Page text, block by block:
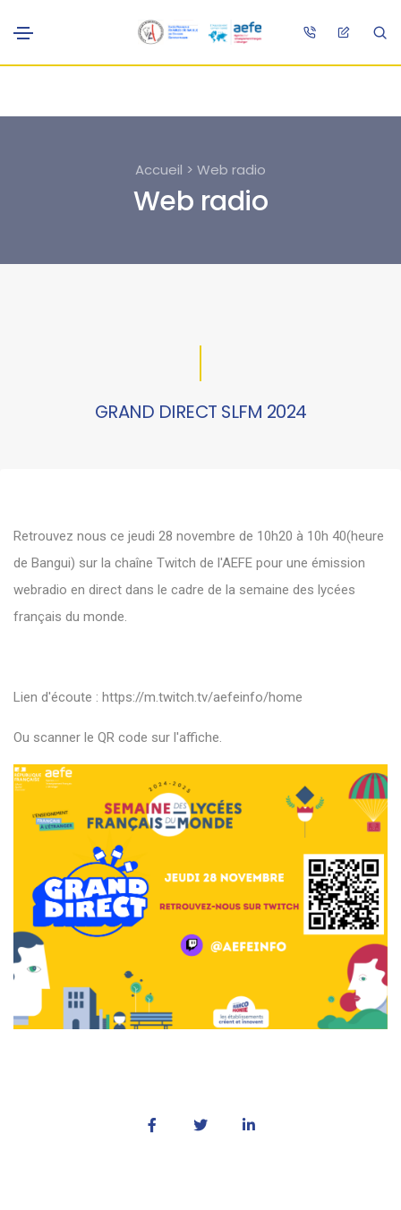
Accueil > Web radio
Web radio
GRAND DIRECT SLFM 2024
Retrouvez nous ce jeudi 28 novembre de 10h20 à 10h 40(heure
de Bangui) sur la chaîne Twitch de l'AEFE pour une émission
webradio en direct dans le cadre de la semaine des lycées
français du monde.
Lien d'écoute : https://m.twitch.tv/aefeinfo/home
Ou scanner le QR code sur l'affiche.